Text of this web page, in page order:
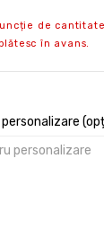
de
în avans.